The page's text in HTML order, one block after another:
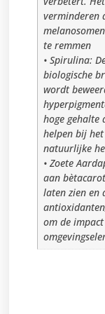
verminderen
te remmen
• Spirulina:
biologische
wordt
hoge gehalte
helpen bij
natuurlijke
• Zoete
aan
laten zien en
om de